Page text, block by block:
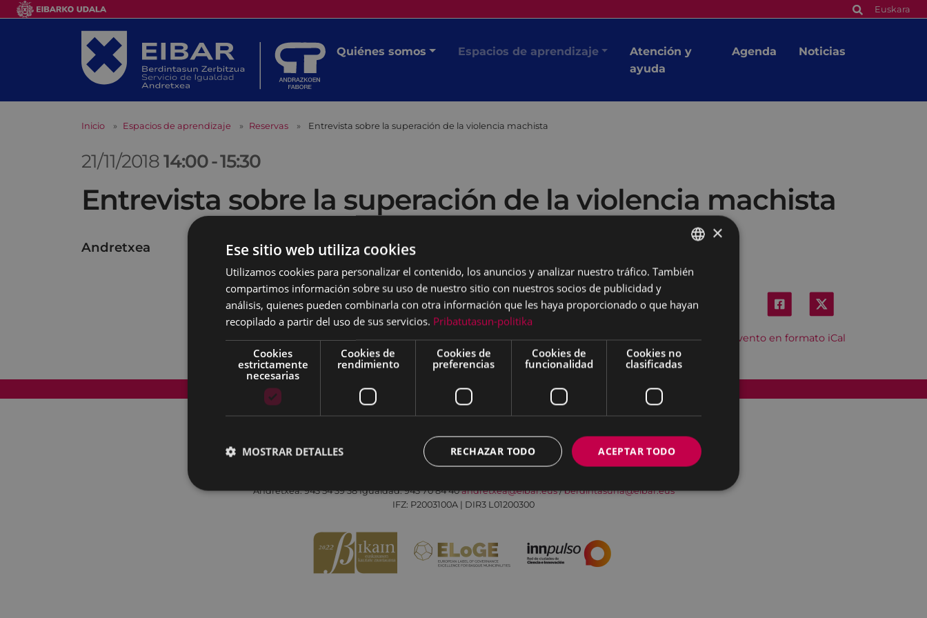
Euskara
Quiénes somos Espacios de aprendizaje
Atención y
ayuda
Agenda Noticias
Inicio Espacios de aprendizaje Reservas Entrevista sobre la superación de la violencia machista
21/11/201814:00-15:30
Entrevista sobre la superación de la violencia machista
Andretxea
Descargar el evento en formato iCal
Mapa del Sitio Aviso legal Política de cookies Contacto Accesibilidad
Todas las redes sociales del Ayuntamiento
Andretxea: 943 54 39 38Igualdad: 943 70 84 40andretxea@eibar.eus/berdintasuna@eibar.eus
IFZ: P2003100A | DIR3 L01200300
BASQUE
×
Ese sitio web utiliza cookies
Utilizamos cookies para personalizar el contenido, los anuncios y analizar nuestro tráfico. También
compartimos información sobre su uso de nuestro sitio con nuestros socios de publicidad y
análisis, quienes pueden combinarla con otra información que les haya proporcionado o que hayan
recopilado a partir del uso de sus servicios. Pribatutasun-politika
Cookies
estrictamente
necesarias
Cookies de
rendimiento
Cookies de
preferencias
Cookies de
funcionalidad
Cookies no
clasificadas
ACEPTAR TODO
RECHAZAR TODO
MOSTRAR DETALLES